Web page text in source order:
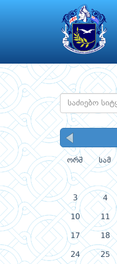
ორშ სამ
3 4
10 11
17 18
24 25